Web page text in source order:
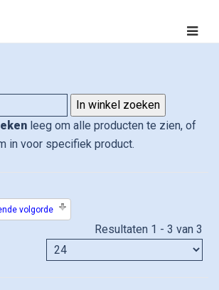
leeg om alle producten te zien, of
in voor specifiek product.
volgorde
Resultaten 1 - 3 van 3